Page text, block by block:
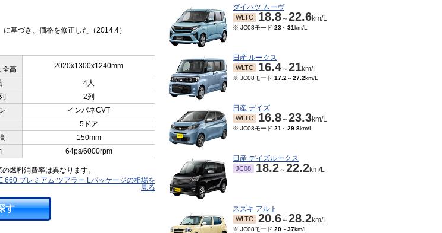
基づき、価格を修正した（2014.4）
全高
2020x1300x1240mm
4人
2列
インパネCVT
5ドア
150mm
64ps/6000rpm
燃料消費率は異なります。
660 プレミアム ツアラー Lパッケージの相場を
見る
す
ダイハツ ムーヴ
WLTC 18.8～22.6km/L
※ JC08モード 23～31km/L
日産 ルークス
WLTC 16.4～21km/L
※ JC08モード 17.2 ～27.2km/L
日産 デイズ
WLTC 16.8～23.3km/L
※ JC08モード 21 ～29.8km/L
日産 デイズルークス
JC08 18.2～22.2km/L
スズキ アルト
WLTC 20.6～28.2km/L
※ JC08モード 20～37km/L